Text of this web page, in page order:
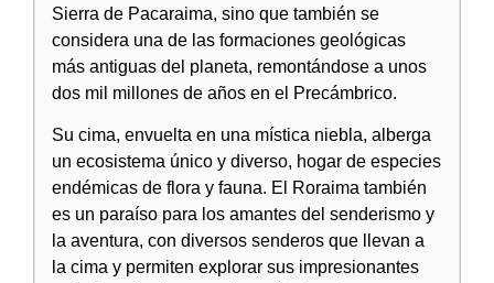
Sierra de Pacaraima, sino que también se
considera una de las formaciones geológicas
más antiguas del planeta, remontándose a unos
dos mil millones de años en el Precámbrico.
Su cima, envuelta en una mística niebla, alberga
un ecosistema único y diverso, hogar de especies
endémicas de flora y fauna. El Roraima también
es un paraíso para los amantes del senderismo y
la aventura, con diversos senderos que llevan a
la cima y permiten explorar sus impresionantes